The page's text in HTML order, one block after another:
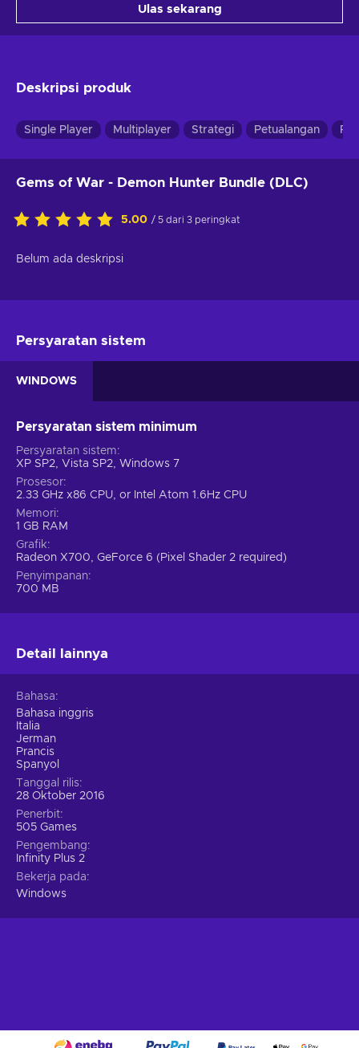
Ulas sekarang
Deskripsi produk
Single Player Multiplayer Strategi Petualangan
Gems of War - Demon Hunter Bundle (DLC)
5.00 / 5 dari 3 peringkat
Belum ada deskripsi
Persyaratan sistem
WINDOWS
Persyaratan sistem minimum
Persyaratan sistem
XP SP2, Vista SP2, Windows 7
Prosesor
2.33 GHz x86 CPU, or Intel Atom 1.6Hz CPU
Memori
1 GB RAM
Grafik
Radeon X700, GeForce 6 (Pixel Shader 2 required)
Penyimpanan
700 MB
Detail lainnya
Bahasa
Bahasa inggris
Italia
Jerman
Prancis
Spanyol
Tanggal rilis
28 Oktober 2016
Penerbit
505 Games
Pengembang
Infinity Plus 2
Bekerja pada
Windows